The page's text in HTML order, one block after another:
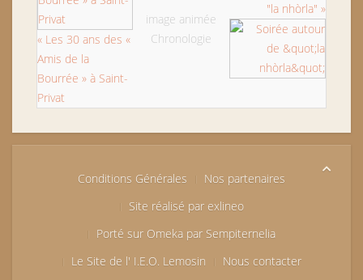
« Les 30 ans des «
Amis de la
Bourrée » à Saint-
Privat
image animée
Chronologie
"la nhòrla" »
Conditions Générales
Nos partenaires
Site réalisé par exlineo
Porté sur Omeka par Sempiternelia
Le Site de l' I.E.O. Lemosin
Nous contacter